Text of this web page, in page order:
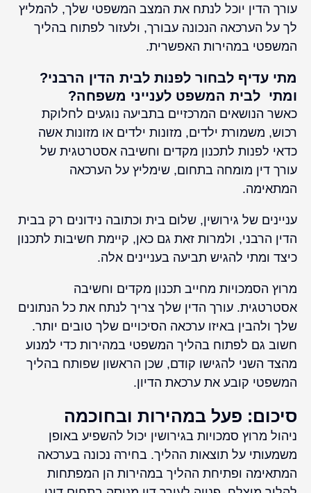
עורך הדין יוכל לנתח את המצב המשפטי שלך, להמליץ
לך על הערכאה הנכונה עבורך, ולעזור לפתוח בהליך
המשפטי במהירות האפשרית.
מתי עדיף לבחור לפנות לבית הדין הרבני?
ומתי לבית המשפט לענייני משפחה?
כאשר הנושאים המרכזיים בתביעה נוגעים לחלוקת
רכוש, משמורת ילדים, מזונות ילדים או מזונות אשה
כדאי לפנות לתכנון מקדים וחשיבה אסטרטגית של
עורך דין מומחה בתחום, שימליץ על הערכאה
המתאימה.
עניינים של גירושין, שלום בית וכתובה נידונים רק בבית
הדין הרבני, ולמרות זאת גם כאן, קיימת חשיבות לתכנון
כיצד ומתי להגיש תביעה בעניינים אלה.
מרוץ הסמכויות מחייב תכנון מקדים וחשיבה
אסטרטגית. עורך הדין שלך צריך לנתח את כל הנתונים
שלך ולהבין באיזו ערכאה הסיכויים שלך טובים יותר.
חשוב גם לפתוח בהליך המשפטי במהירות כדי למנוע
מהצד השני להגישו קודם, שכן הראשון שפותח בהליך
המשפטי קובע את ערכאת הדיון.
סיכום: פעל במהירות ובחוכמה
ניהול מרוץ סמכויות בגירושין יכול להשפיע באופן
משמעותי על תוצאות ההליך. בחירה נכונה בערכאה
המתאימה ופתיחת ההליך במהירות הן המפתחות